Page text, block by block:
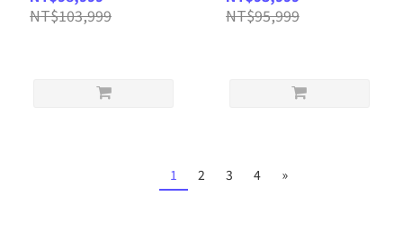
SSD/WIN11/WUXGA/14)
客製化AI文書筆電
NT$103,999
SSD/WIN11/WUXGA/16)
客製化文書筆電
NT$95,999
1 2 3 4 »